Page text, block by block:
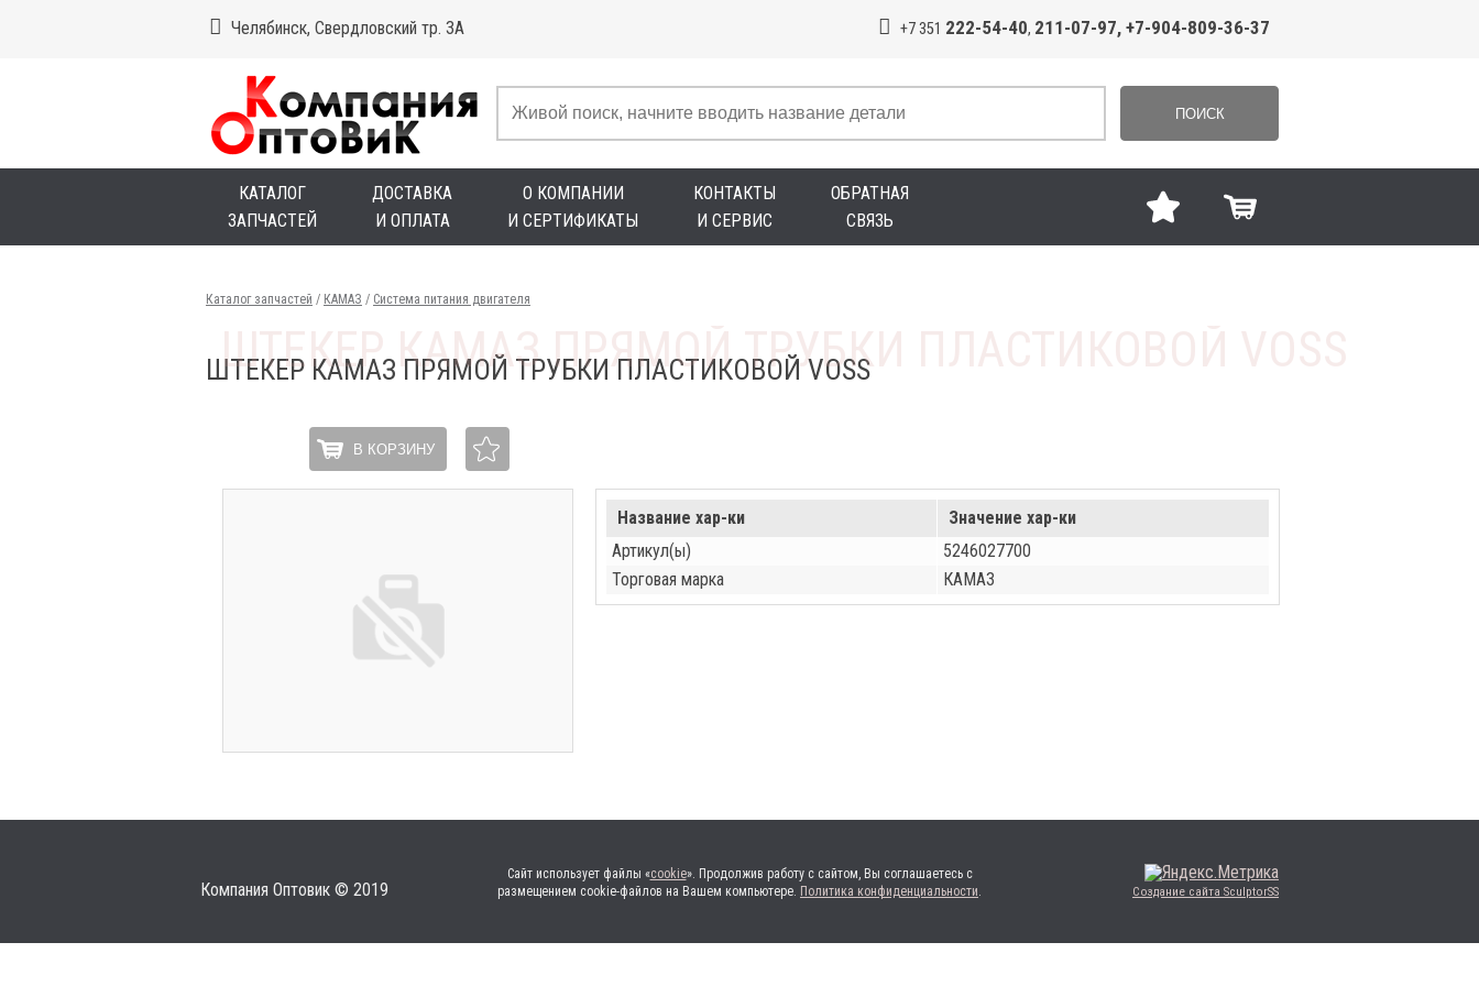
Челябинск, Свердловский тр. 3А +7 351 222-54-40, 211-07-97, +7-904-809-36-37
ПОИСК
КАТАЛОГ
ЗАПЧАСТЕЙ
ДОСТАВКА
И ОПЛАТА
О КОМПАНИИ
И СЕРТИФИКАТЫ
КОНТАКТЫ
И СЕРВИС
ОБРАТНАЯ
СВЯЗЬ
Каталог запчастей / КАМАЗ / Система питания двигателя
ШТЕКЕР КАМАЗ ПРЯМОЙ ТРУБКИ ПЛАСТИКОВОЙ VOSS
В КОРЗИНУ
Название хар-ки
Значение хар-ки
Артикул(ы)
5246027700
Торговая марка
КАМАЗ
Компания Оптовик © 2019
Сайт использует файлы «cookie». Продолжив работу с сайтом, Вы соглашаетесь с
размещением cookie-файлов на Вашем компьютере. Политика конфиденциальности. Создание сайта SculptorSS